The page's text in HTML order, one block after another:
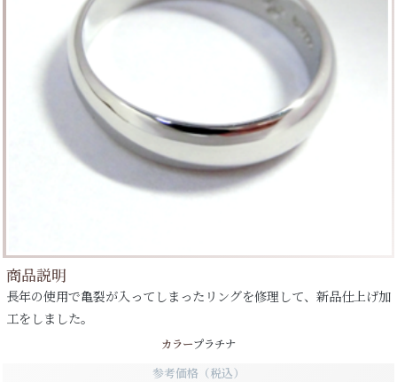
商品説明
長年の使用で亀裂が入ってしまったリングを修理して、新品仕上げ加
工をしました。
カラープラチナ
参考価格（税込）